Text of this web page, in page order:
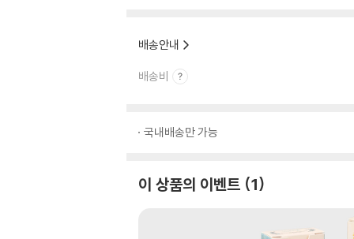
배송안내
배송비
국내배송만 가능
이 상품의 이벤트 1